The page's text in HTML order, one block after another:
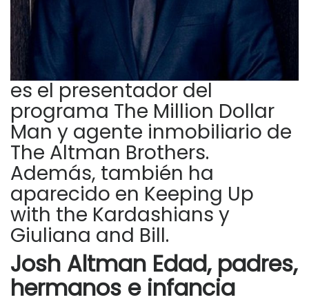
es el presentador del
programa The Million Dollar
Man y agente inmobiliario de
The Altman Brothers.
Además, también ha
aparecido en Keeping Up
with the Kardashians y
Giuliana and Bill.
Josh Altman Edad, padres,
hermanos e infancia